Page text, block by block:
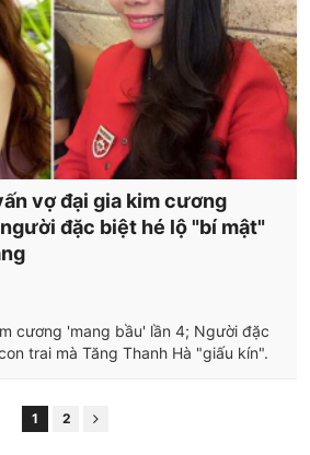
vợ đại gia kim cương
đặc biệt hé lộ "bí mật"
cương 'mang bầu' lần 4; Người đặc
trai mà Tăng Thanh Hà "giấu kín".
1 2